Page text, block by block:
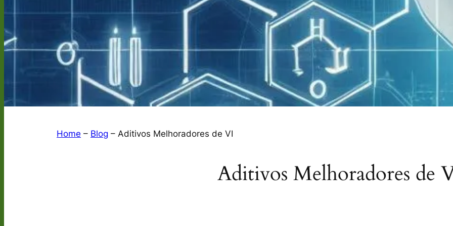
Home – Blog – Aditivos Melhoradores de VI
Aditivos Melhoradores de